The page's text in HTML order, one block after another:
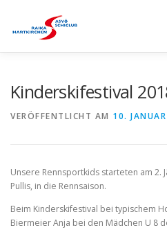
springen
BRANDTNER LIFTE
Kinderskifestival
VERÖFFENTLICHT AM 10.
Unsere Rennsportkids starteten am 2.
Pullis, in die Rennsaison.
Beim Kinderskifestival bei typischem
Biermeier Anja bei den Mädchen U 8